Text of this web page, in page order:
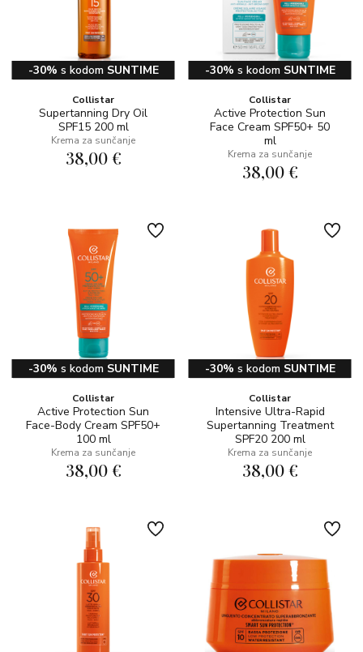
-30% s kodom SUNTIME
Collistar
Supertanning Dry Oil
SPF15 200 ml
Krema za sunčanje
38,00 €
-30% s kodom SUNTIME
Collistar
Active Protection Sun
Face Cream SPF50+ 50
ml
Krema za sunčanje
38,00 €
-30% s kodom SUNTIME
Collistar
Active Protection Sun
Face-Body Cream SPF50+
100 ml
Krema za sunčanje
38,00 €
-30% s kodom SUNTIME
Collistar
Intensive Ultra-Rapid
Supertanning Treatment
SPF20 200 ml
Krema za sunčanje
38,00 €